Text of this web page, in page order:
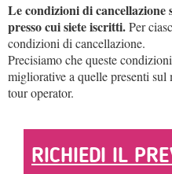
Le condizioni di
presso cui siete iscritti.Per
condizioni di cancellazione.
Precisiamo che queste
migliorative a quelle presenti
tour operator.
RICHIEDI IL